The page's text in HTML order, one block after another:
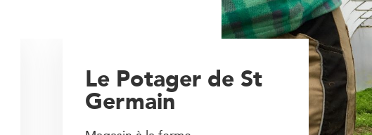
Le Potager de St
Germain